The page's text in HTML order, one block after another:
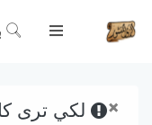
× لكي ترى